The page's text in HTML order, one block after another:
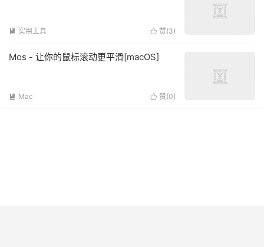
 赞(3)
 实用工具
Mos - 让你的鼠标滚动更平滑[macOS]
 赞(0)
 Mac